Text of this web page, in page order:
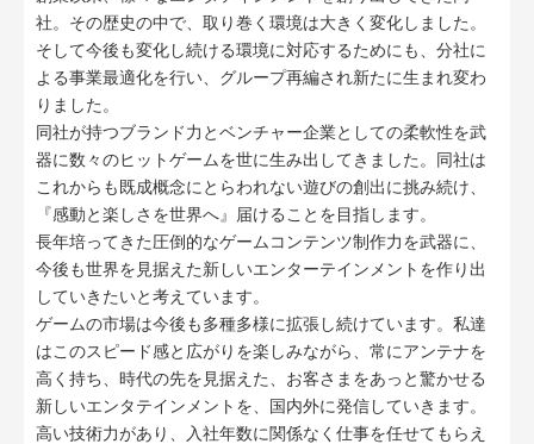
社。その歴史の中で、取り巻く環境は大きく変化しました。
そして今後も変化し続ける環境に対応するためにも、分社に
よる事業最適化を行い、グループ再編され新たに生まれ変わ
りました。
同社が持つブランド力とベンチャー企業としての柔軟性を武
器に数々のヒットゲームを世に生み出してきました。同社は
これからも既成概念にとらわれない遊びの創出に挑み続け、
『感動と楽しさを世界へ』届けることを目指します。
長年培ってきた圧倒的なゲームコンテンツ制作力を武器に、
今後も世界を見据えた新しいエンターテインメントを作り出
していきたいと考えています。
ゲームの市場は今後も多種多様に拡張し続けています。私達
はこのスピード感と広がりを楽しみながら、常にアンテナを
高く持ち、時代の先を見据えた、お客さまをあっと驚かせる
新しいエンタテインメントを、国内外に発信していきます。
高い技術力があり、入社年数に関係なく仕事を任せてもらえ